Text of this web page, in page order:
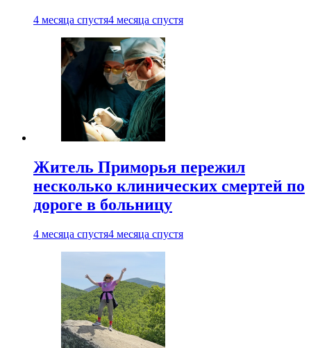
4 месяца спустя4 месяца спустя
Житель Приморья пережил
несколько клинических смертей по
дороге в больницу
4 месяца спустя4 месяца спустя